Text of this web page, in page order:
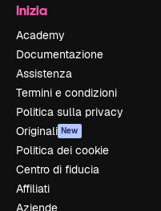
Inizia
Academy
Documentazione
Assistenza
Termini e condizioni
Politica sulla privacy
Originali New
Politica dei cookie
Centro di fiducia
Affiliati
Aziende